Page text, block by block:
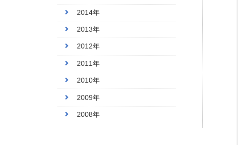
2014年
2013年
2012年
2011年
2010年
2009年
2008年